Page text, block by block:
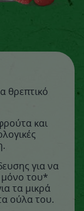
θρεπτικό
και
για να
μόνο του*
τα μικρά
ούλα του.